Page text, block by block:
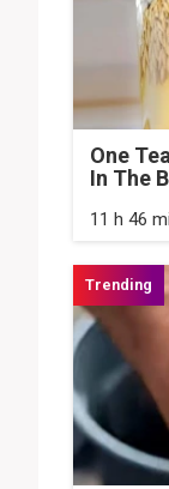
One
In The
11 h 46